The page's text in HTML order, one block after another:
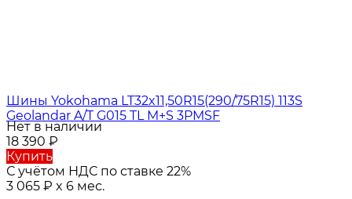
Шины Yokohama LT32x11,50R15(290/75R15) 113S
Geolandar A/T G015 TL M+S 3PMSF
Нет в наличии
18 390 ₽
Купить
С учётом НДС по ставке 22%
3 065 ₽ x 6 мес.